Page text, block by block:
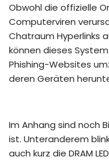
Obwohl die offizielle
Computerviren
Chatraum Hyperlinks
können dieses
Phishing-Websites
deren Geräten
Im Anhang sind noch
ist. Unteranderem
auch kurz die DRAM